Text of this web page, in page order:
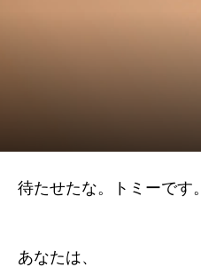
待たせたな。トミーです。
あなたは、